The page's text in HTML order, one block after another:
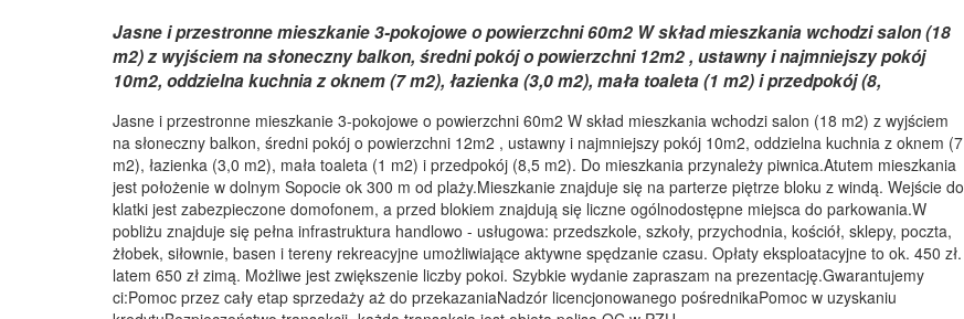
Jasne i przestronne mieszkanie 3-pokojowe o powierzchni 60m2 W skład mieszkania wchodzi salon (18
m2) z wyjściem na słoneczny balkon, średni pokój o powierzchni 12m2 , ustawny i najmniejszy pokój
10m2, oddzielna kuchnia z oknem (7 m2), łazienka (3,0 m2), mała toaleta (1 m2) i przedpokój (8,
Jasne i przestronne mieszkanie 3-pokojowe o powierzchni 60m2 W skład mieszkania wchodzi salon (18 m2) z wyjściem
na słoneczny balkon, średni pokój o powierzchni 12m2 , ustawny i najmniejszy pokój 10m2, oddzielna kuchnia z oknem (7
m2), łazienka (3,0 m2), mała toaleta (1 m2) i przedpokój (8,5 m2). Do mieszkania przynależy piwnica.Atutem mieszkania
jest położenie w dolnym Sopocie ok 300 m od plaży.Mieszkanie znajduje się na parterze piętrze bloku z windą. Wejście do
klatki jest zabezpieczone domofonem, a przed blokiem znajdują się liczne ogólnodostępne miejsca do parkowania.W
pobliżu znajduje się pełna infrastruktura handlowo - usługowa: przedszkole, szkoły, przychodnia, kościół, sklepy, poczta,
żłobek, siłownie, basen i tereny rekreacyjne umożliwiające aktywne spędzanie czasu. Opłaty eksploatacyjne to ok. 450 zł.
latem 650 zł zimą. Możliwe jest zwiększenie liczby pokoi. Szybkie wydanie zapraszam na prezentację.Gwarantujemy
ci:Pomoc przez cały etap sprzedaży aż do przekazaniaNadzór licencjonowanego pośrednikaPomoc w uzyskaniu